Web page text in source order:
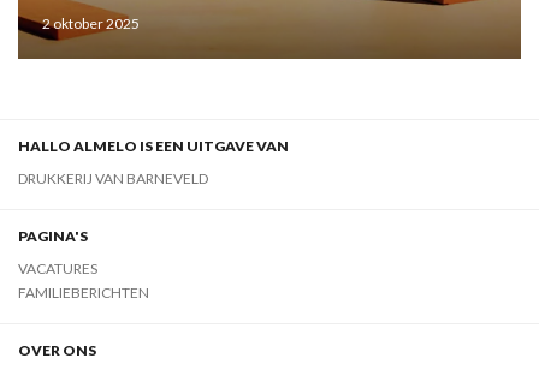
2 oktober 2025
HALLO ALMELO IS EEN UITGAVE VAN
DRUKKERIJ VAN BARNEVELD
PAGINA'S
VACATURES
FAMILIEBERICHTEN
OVER ONS